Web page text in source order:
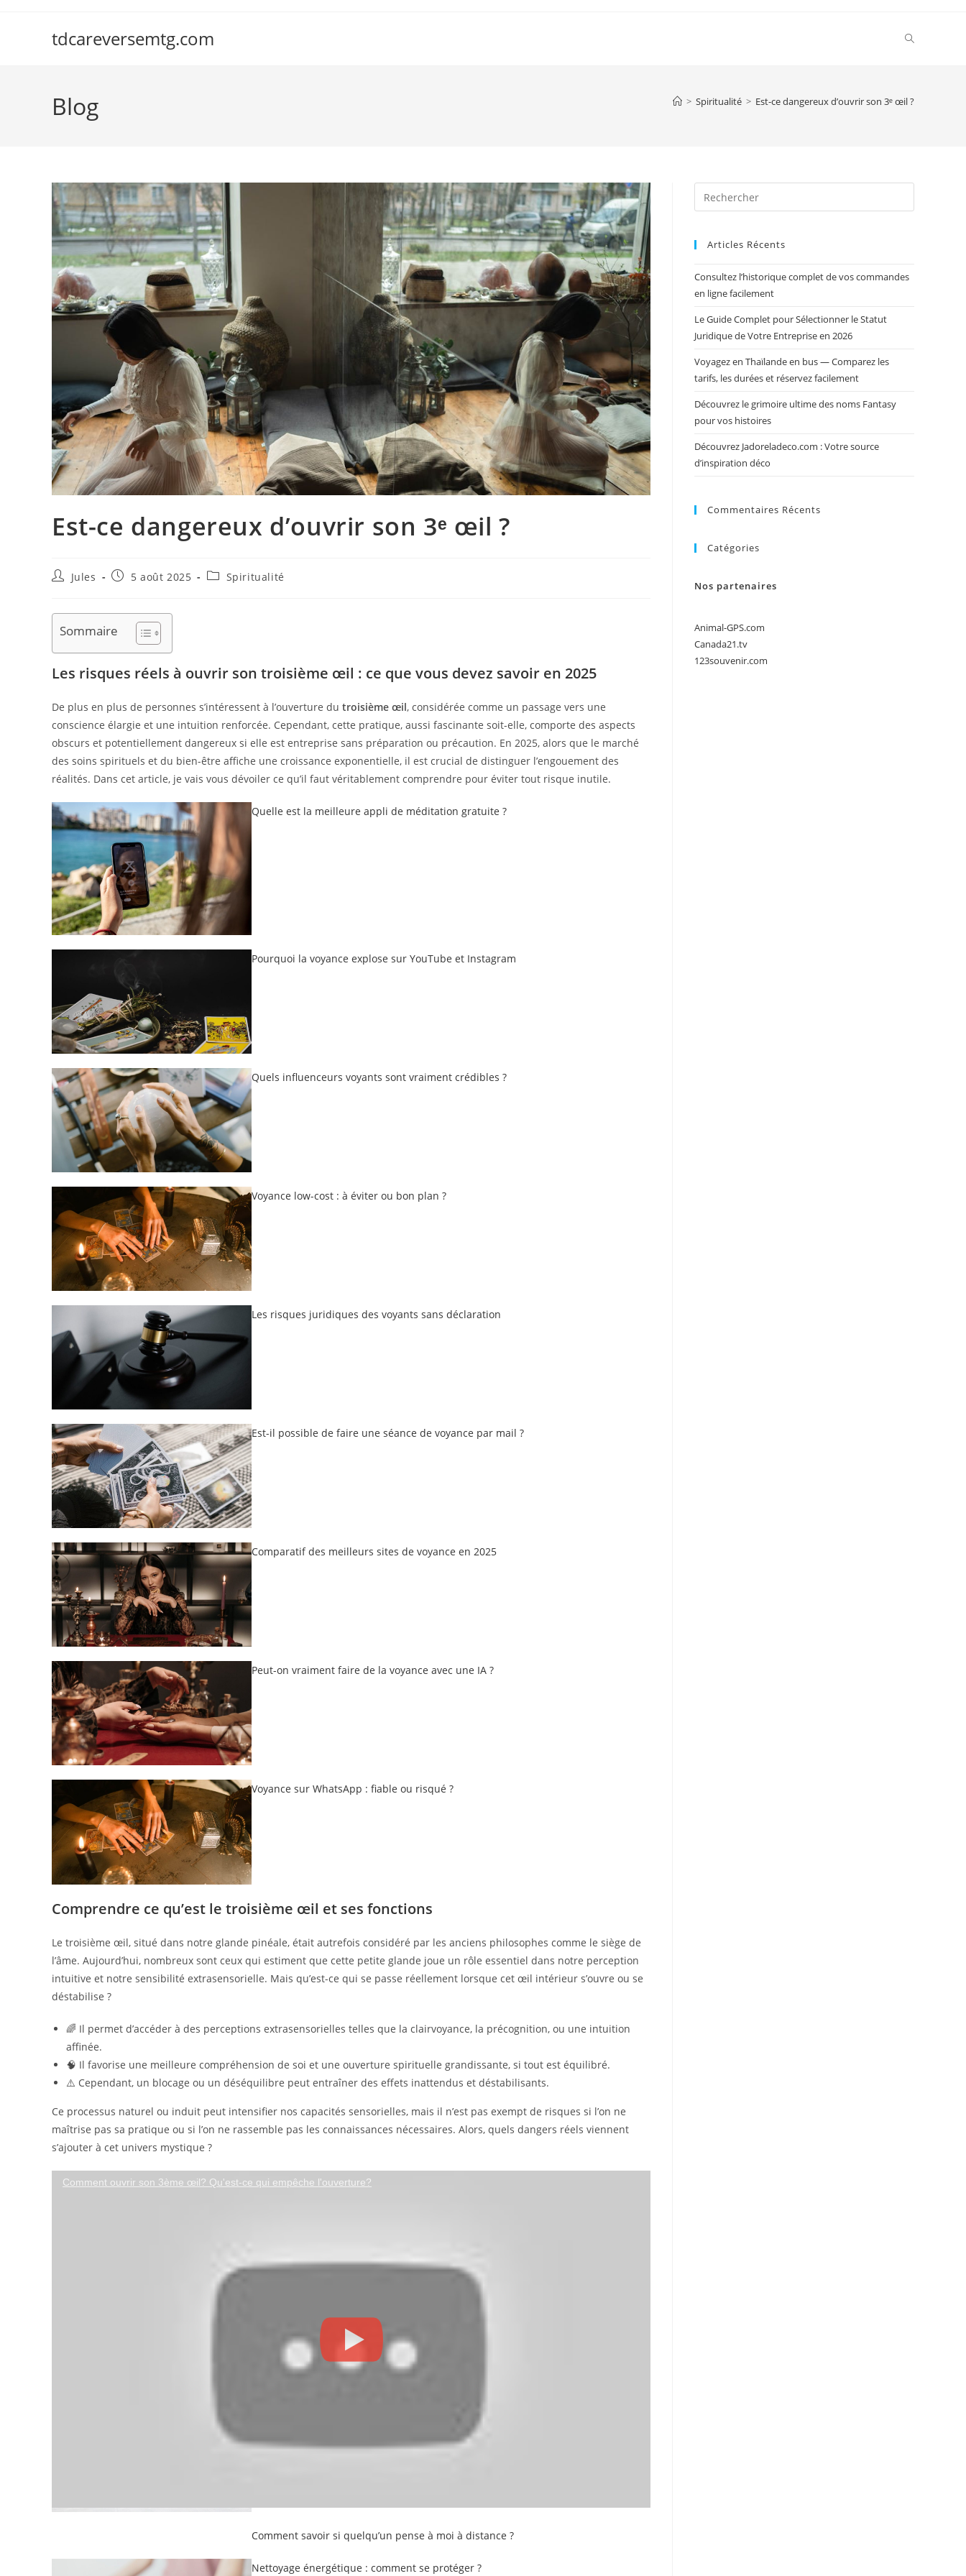
tdcareversemtg.com Toggle
Blog > Spiritualité > Est-ce dangereux d’ouvrir son 3ᵉ œil ?
Est-ce dangereux d’ouvrir son 3ᵉ œil ?
Auteur/autrice
publication :
Jules
Publication
5 août 2025
PostSpiritualité
Sommaire
Les risques réels à ouvrir son troisième œil : ce que vous devez savoir en 2025
De plus en plus de personnes s’intéressent à l’ouverture du troisième œil, considérée comme un passage vers une
conscience élargie et une intuition renforcée. Cependant, cette pratique, aussi fascinante soit-elle, comporte des aspects
obscurs et potentiellement dangereux si elle est entreprise sans préparation ou précaution. En 2025, alors que le marché
des soins spirituels et du bien-être affiche une croissance exponentielle, il est crucial de distinguer l’engouement des
réalités. Dans cet article, je vais vous dévoiler ce qu’il faut véritablement comprendre pour éviter tout risque inutile.
Quelle est la meilleure appli de méditation gratuite ?
Pourquoi la voyance explose sur YouTube et Instagram
Quels influenceurs voyants sont vraiment crédibles ?
Voyance low-cost : à éviter ou bon plan ?
Les risques juridiques des voyants sans déclaration
Est-il possible de faire une séance de voyance par mail ?
Comparatif des meilleurs sites de voyance en 2025
Peut-on vraiment faire de la voyance avec une IA ?
Voyance sur WhatsApp : fiable ou risqué ?
Comprendre ce qu’est le troisième œil et ses fonctions
Le troisième œil, situé dans notre glande pinéale, était autrefois considéré par les anciens philosophes comme le siège de
l’âme. Aujourd’hui, nombreux sont ceux qui estiment que cette petite glande joue un rôle essentiel dans notre perception
intuitive et notre sensibilité extrasensorielle. Mais qu’est-ce qui se passe réellement lorsque cet œil intérieur s’ouvre ou se
déstabilise ?
🌈 Il permet d’accéder à des perceptions extrasensorielles telles que la clairvoyance, la précognition, ou une intuition
affinée.
🧠 Il favorise une meilleure compréhension de soi et une ouverture spirituelle grandissante, si tout est équilibré.
⚠️ Cependant, un blocage ou un déséquilibre peut entraîner des effets inattendus et déstabilisants.
Ce processus naturel ou induit peut intensifier nos capacités sensorielles, mais il n’est pas exempt de risques si l’on ne
maîtrise pas sa pratique ou si l’on ne rassemble pas les connaissances nécessaires. Alors, quels dangers réels viennent
s’ajouter à cet univers mystique ?
Comment ouvrir son 3ème œil? Qu'est-ce qui empêche l'ouverture?
Comment reconnaître un faux voyant sur TikTok ?
Malchance persistante : est-ce une attaque énergétique ?
Comment savoir si quelqu’un pense à moi à distance ?
Nettoyage énergétique : comment se protéger ?
Escape
Articles Récents
Consultez l’historique complet de vos commandes
en ligne facilement
Le Guide Complet pour Sélectionner le Statut
Juridique de Votre Entreprise en 2026
Voyagez en Thaïlande en bus — Comparez les
tarifs, les durées et réservez facilement
Découvrez le grimoire ultime des noms Fantasy
pour vos histoires
Découvrez Jadoreladeco.com : Votre source
d’inspiration déco
Commentaires Récents
Catégories
Nos partenaires
Animal-GPS.com
Canada21.tv
123souvenir.com